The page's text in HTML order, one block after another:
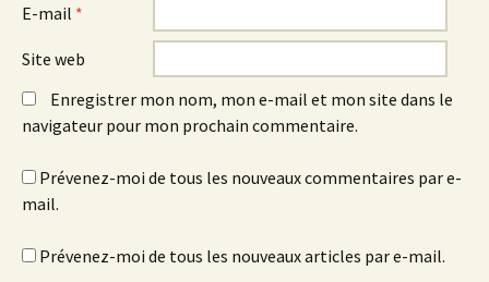
E-mail *
Site web
Enregistrer mon nom, mon e-mail et mon site dans le
navigateur pour mon prochain commentaire.
Prévenez-moi de tous les nouveaux commentaires par e-
mail.
Prévenez-moi de tous les nouveaux articles par e-mail.